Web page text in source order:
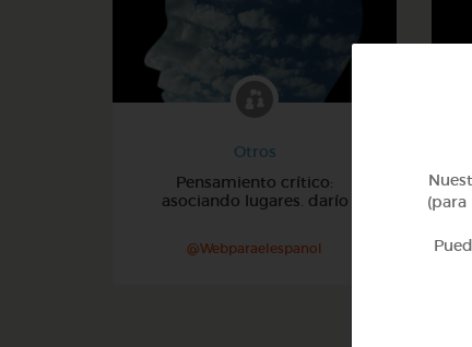
Otros
Pensamiento crítico:
asociando lugares. darío
@Webparaelespanol